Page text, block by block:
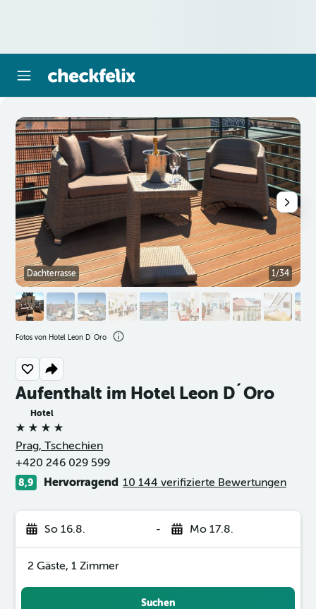
Aufenthalt im Hotel Leon D´Oro
Hotel
4 Sterne
Prag, Tschechien
+420 246 029 599
8,9 Hervorragend 10 144 verifizierte Bewertungen
So 16.8. - Mo 17.8.
2 Gäste, 1 Zimmer
Suchen
Dachterrasse 1/34
Fotos von Hotel Leon D´Oro